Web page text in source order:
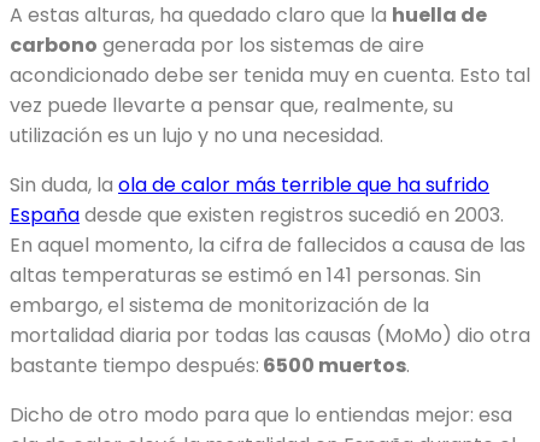
A estas alturas, ha quedado claro que la huella de
carbono generada por los sistemas de aire
acondicionado debe ser tenida muy en cuenta. Esto tal
vez puede llevarte a pensar que, realmente, su
utilización es un lujo y no una necesidad.
Sin duda, la ola de calor más terrible que ha sufrido
Españadesde que existen registros sucedió en 2003.
En aquel momento, la cifra de fallecidos a causa de las
altas temperaturas se estimó en 141 personas. Sin
embargo, el sistema de monitorización de la
mortalidad diaria por todas las causas (MoMo) dio otra
bastante tiempo después: 6500 muertos.
Dicho de otro modo para que lo entiendas mejor: esa